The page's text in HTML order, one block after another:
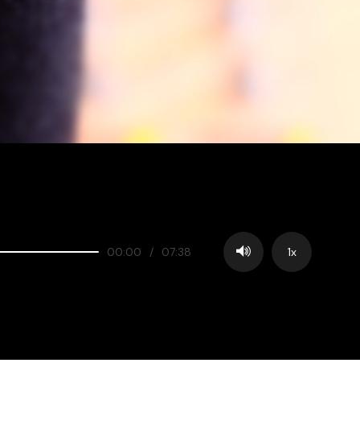
00:00 / 07:38 1x